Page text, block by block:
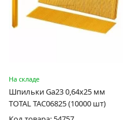
На складе
Шпильки Ga23 0,64х25 мм
TOTAL TAC06825 (10000 шт)